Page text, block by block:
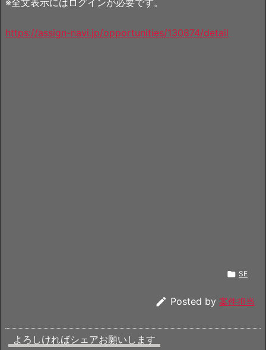
https://assign-navi.jp/opportunities/130874/detail
 SE
 Posted by 案件担当
よろしければシェアお願いします